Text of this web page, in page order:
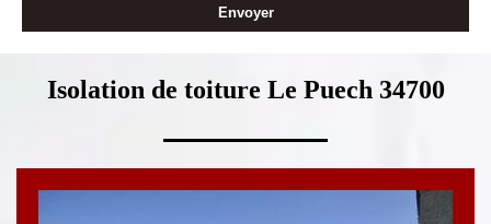
Isolation de toiture Le Puech 34700